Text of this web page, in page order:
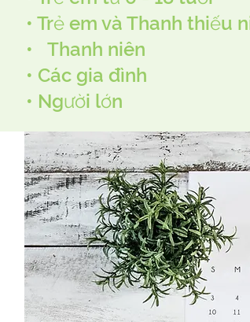
• Trẻ em và Thanh thiếu
•
Thanh niên
• Các gia đình
• Người lớn